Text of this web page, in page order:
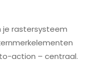
je rastersysteem
action – centraal.